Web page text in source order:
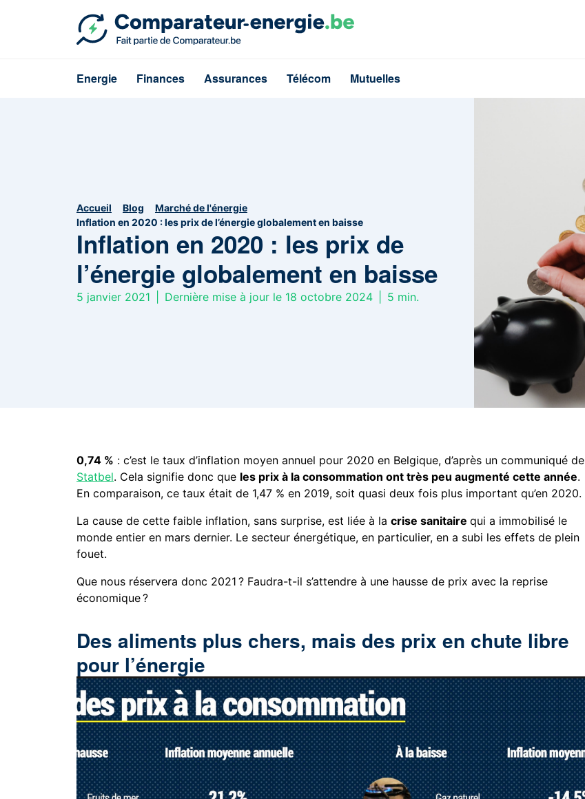
Energie Finances Assurances Télécom Mutuelles
Accueil Blog
Marché de l'énergie
Inflation en 2020 : les prix de l’énergie globalement en baisse
Inflation en 2020 : les prix de
l’énergie globalement en baisse
5 janvier 2021 Dernière mise à jour le 18 octobre 2024 5 min.
0,74 % : c’est le taux d’inflation moyen annuel pour 2020 en Belgique, d’après un communiqué de
Statbel. Cela signifie donc que les prix à la consommation ont très peu augmenté cette année.
En comparaison, ce taux était de 1,47 % en 2019, soit quasi deux fois plus important qu’en 2020.
La cause de cette faible inflation, sans surprise, est liée à lacrise sanitairequi a immobilisé le
monde entier en mars dernier. Le secteur énergétique, en particulier, en a subi les effets de plein
fouet.
Que nous réservera donc 2021 ? Faudra-t-il s’attendre à une hausse de prix avec la reprise
économique ?
Des aliments plus chers, mais des prix en chute libre
pour l’énergie